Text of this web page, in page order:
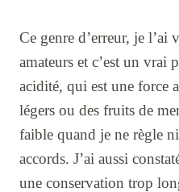
Ce genre d’erreur, je l’ai
amateurs et c’est un vrai
acidité, qui est une force
légers ou des fruits de
faible quand je ne règle
accords. J’ai aussi
une conservation trop